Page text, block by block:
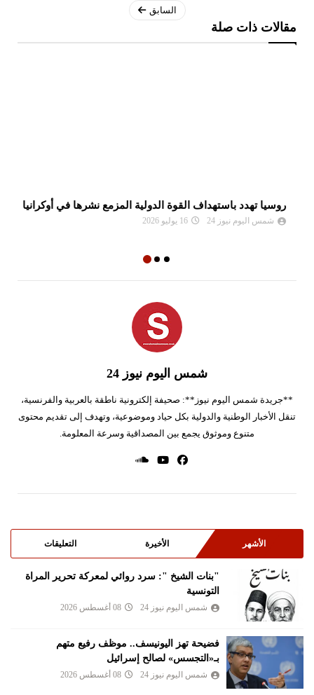
السابق
مقالات ذات صلة
روسيا تهدد باستهداف القوة الدولية المزمع نشرها في أوكرانيا
شمس اليوم نيوز 24 16 يوليو 2026
شمس اليوم نيوز 24
**جريدة شمس اليوم نيوز**: صحيفة إلكترونية ناطقة بالعربية والفرنسية،
تنقل الأخبار الوطنية والدولية بكل حياد وموضوعية، وتهدف إلى تقديم محتوى
متنوع وموثوق يجمع بين المصداقية وسرعة المعلومة.
الأشهر الأخيرة التعليقات
"بنات الشيخ ": سرد روائي لمعركة تحرير المراة
التونسية
شمس اليوم نيوز 24 08 أغسطس 2026
فضيحة تهز اليونيسف.. موظف رفيع متهم
بـ«التجسس» لصالح إسرائيل
شمس اليوم نيوز 24 08 أغسطس 2026